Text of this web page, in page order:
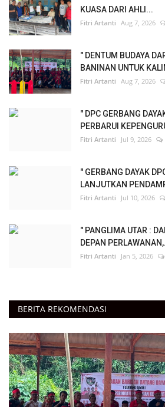
KUASA DARI AHLI...
Fitri Artanti Aug 7, 2026
" DENTUM BUDAYA
BANINAN UNTUK
Fitri Artanti Aug 7, 2026
" DPC GERBANG
PERBARUI
Fitri Artanti Jul 9, 2026
" GERBANG DAYAK
LANJUTKAN
Fitri Artanti Jul 10, 2026
" PANGLIMA UTAR :
DEPAN
Fitri Artanti Jan 5, 2026
BERITA REKOMENDASI